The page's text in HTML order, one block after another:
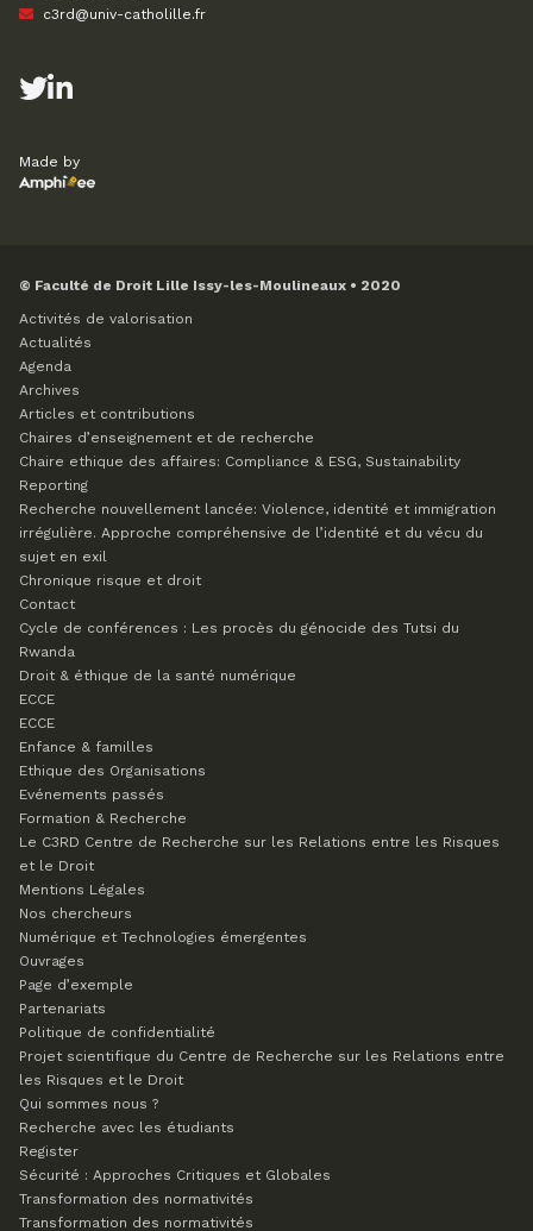
c3rd@univ-catholille.fr
Made by
© Faculté de Droit Lille Issy-les-Moulineaux • 2020
Activités de valorisation
Actualités
Agenda
Archives
Articles et contributions
Chaires d’enseignement et de recherche
Chaire ethique des affaires: Compliance & ESG, Sustainability
Reporting
Recherche nouvellement lancée: Violence, identité et immigration
irrégulière. Approche compréhensive de l’identité et du vécu du
sujet en exil
Chronique risque et droit
Contact
Cycle de conférences : Les procès du génocide des Tutsi du
Rwanda
Droit & éthique de la santé numérique
ECCE
ECCE
Enfance & familles
Ethique des Organisations
Evénements passés
Formation & Recherche
Le C3RD Centre de Recherche sur les Relations entre les Risques
et le Droit
Mentions Légales
Nos chercheurs
Numérique et Technologies émergentes
Ouvrages
Page d’exemple
Partenariats
Politique de confidentialité
Projet scientifique du Centre de Recherche sur les Relations entre
les Risques et le Droit
Qui sommes nous ?
Recherche avec les étudiants
Register
Sécurité : Approches Critiques et Globales
Transformation des normativités
Transformation des normativités